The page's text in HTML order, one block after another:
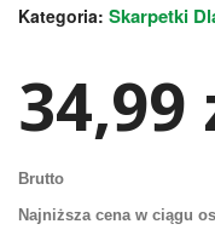
Kategoria: Skarpetki
34,99
Brutto
Najniższa cena w ciągu